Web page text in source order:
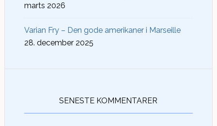
marts 2026
Varian Fry – Den gode amerikaner i Marseille
28. december 2025
SENESTE KOMMENTARER